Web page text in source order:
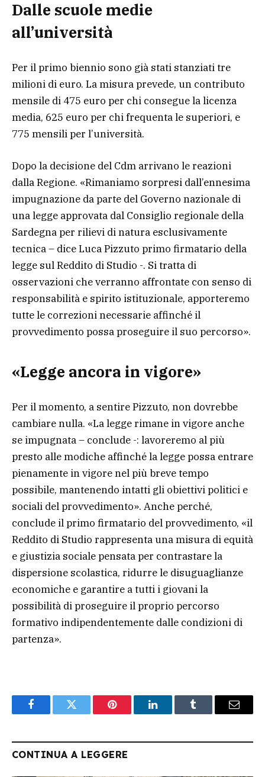
Dalle scuole medie
all’università
Per il primo biennio sono già stati stanziati tre
milioni di euro. La misura prevede, un contributo
mensile di 475 euro per chi consegue la licenza
media, 625 euro per chi frequenta le superiori, e
775 mensili per l’università.
Dopo la decisione del Cdm arrivano le reazioni
dalla Regione. «Rimaniamo sorpresi dall’ennesima
impugnazione da parte del Governo nazionale di
una legge approvata dal Consiglio regionale della
Sardegna per rilievi di natura esclusivamente
tecnica – dice Luca Pizzuto primo firmatario della
legge sul Reddito di Studio -. Si tratta di
osservazioni che verranno affrontate con senso di
responsabilità e spirito istituzionale, apporteremo
tutte le correzioni necessarie affinché il
provvedimento possa proseguire il suo percorso».
«Legge ancora in vigore»
Per il momento, a sentire Pizzuto, non dovrebbe
cambiare nulla. «La legge rimane in vigore anche
se impugnata – conclude -: lavoreremo al più
presto alle modiche affinché la legge possa entrare
pienamente in vigore nel più breve tempo
possibile, mantenendo intatti gli obiettivi politici e
sociali del provvedimento». Anche perché,
conclude il primo firmatario del provvedimento, «il
Reddito di Studio rappresenta una misura di equità
e giustizia sociale pensata per contrastare la
dispersione scolastica, ridurre le disuguaglianze
economiche e garantire a tutti i giovani la
possibilità di proseguire il proprio percorso
formativo indipendentemente dalle condizioni di
partenza».
FacebookTwitter Pinterest LinkedInTumblr Email
CONTINUA A LEGGERE